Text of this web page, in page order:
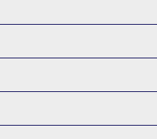
京 新幹線パック
東京→
東京→名古屋 新幹線パッ
ダーバード 旅行
ー 埼玉旅行・ツアー